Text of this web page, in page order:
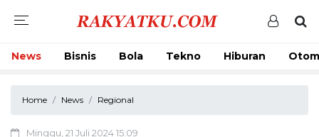
News Bisnis Bola Tekno Hiburan
Home News Regional
Minggu, 21 Juli 2024 15:09